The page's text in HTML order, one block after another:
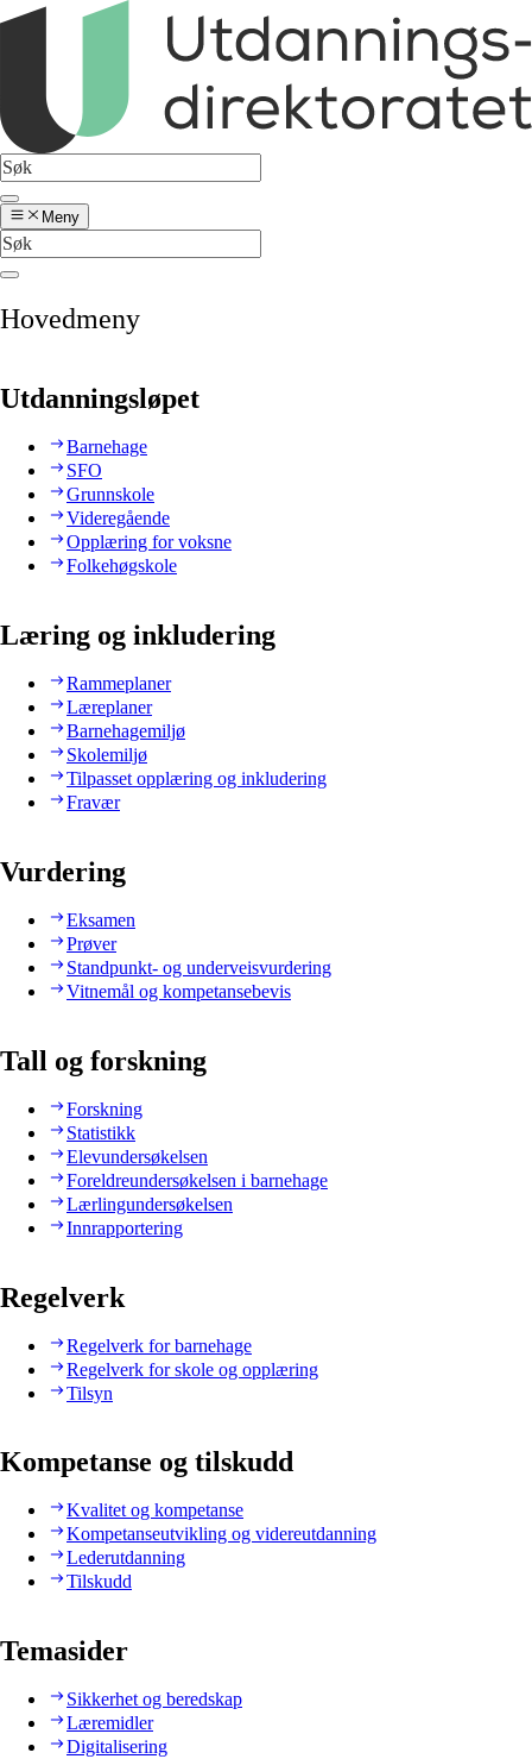
Meny
Hovedmeny
Utdanningsløpet
Barnehage
SFO
Grunnskole
Videregående
Opplæring for voksne
Folkehøgskole
Læring og inkludering
Rammeplaner
Læreplaner
Barnehagemiljø
Skolemiljø
Tilpasset opplæring og inkludering
Fravær
Vurdering
Eksamen
Prøver
Standpunkt- og underveisvurdering
Vitnemål og kompetansebevis
Tall og forskning
Forskning
Statistikk
Elevundersøkelsen
Foreldreundersøkelsen i barnehage
Lærlingundersøkelsen
Innrapportering
Regelverk
Regelverk for barnehage
Regelverk for skole og opplæring
Tilsyn
Kompetanse og tilskudd
Kvalitet og kompetanse
Kompetanseutvikling og videreutdanning
Lederutdanning
Tilskudd
Temasider
Sikkerhet og beredskap
Læremidler
Digitalisering